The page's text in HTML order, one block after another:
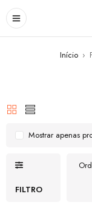
Início ›
FILTRO
Mostrar apenas